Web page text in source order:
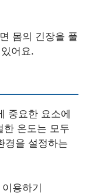
몸의 긴장을 풀
어요.
중요한 요소에
한 온도는 모두
경을 설정하는
용하기